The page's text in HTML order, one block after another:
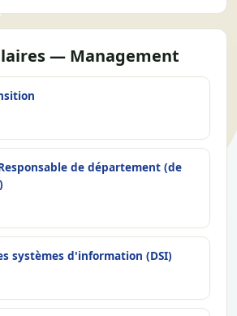
— Management
de département (de
systèmes d'information (DSI)